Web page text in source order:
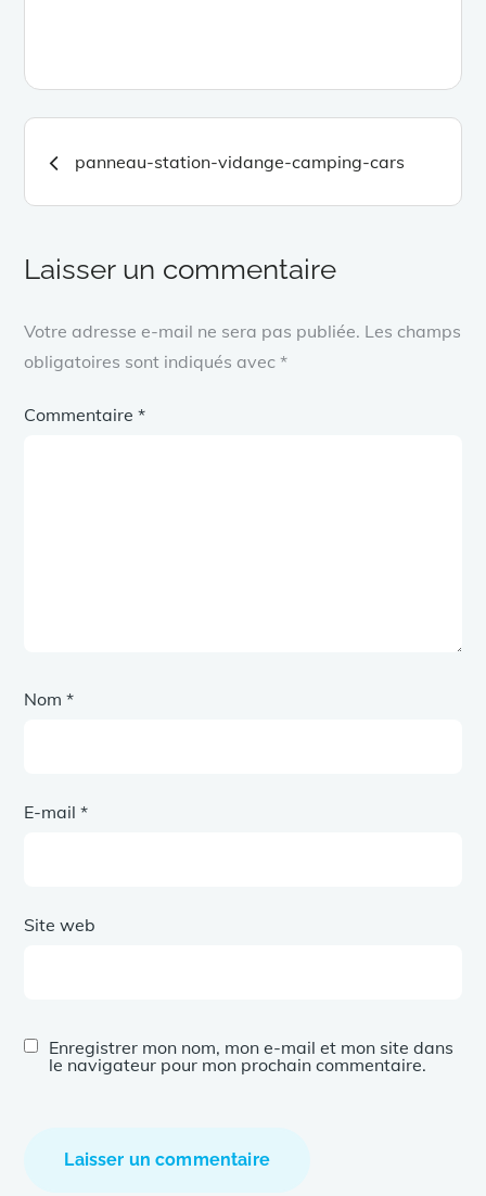
Navigation
de
l’article
panneau-station-vidange-camping-cars
Laisser un commentaire
Votre adresse e-mail ne sera pas publiée. Les champs
obligatoires sont indiqués avec*
Commentaire*
Nom*
E-mail*
Site web
Enregistrer mon nom, mon e-mail et mon site dans
le navigateur pour mon prochain commentaire.